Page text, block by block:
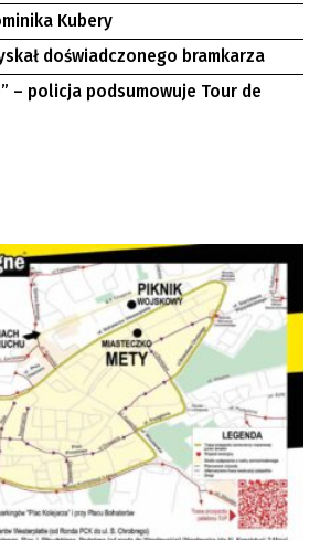
Kubery
doświadczonego bramkarza
– policja podsumowuje Tour de